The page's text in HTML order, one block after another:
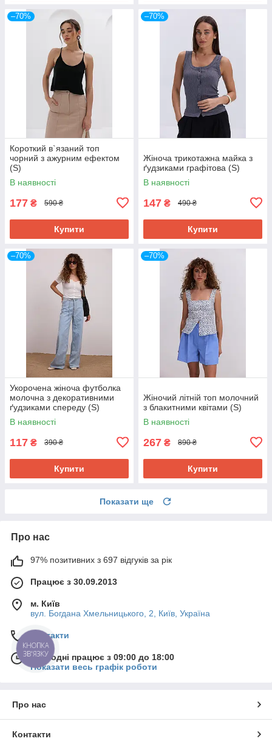
–70%
Короткий в`язаний топ
чорний з ажурним ефектом
(S)
В наявності
177 ₴ 590 ₴
Купити
–70%
Жіноча трикотажна майка з
ґудзиками графітова (S)
В наявності
147 ₴ 490 ₴
Купити
–70%
Укорочена жіноча футболка
молочна з декоративними
ґудзиками спереду (S)
В наявності
117 ₴ 390 ₴
Купити
–70%
Жіночий літній топ молочний
з блакитними квітами (S)
В наявності
267 ₴ 890 ₴
Купити
Показати ще
Про нас
97% позитивних з 697 відгуків за рік
Працює з 30.09.2013
м. Київ
вул. Богдана Хмельницького, 2, Київ, Україна
Контакти
Сьогодні працює з 09:00 до 18:00
Показати весь графік роботи
Про нас
Контакти
КНОПКА
ЗВ'ЯЗКУ